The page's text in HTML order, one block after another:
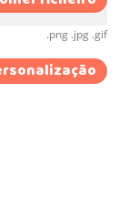
.png .jpg .gif